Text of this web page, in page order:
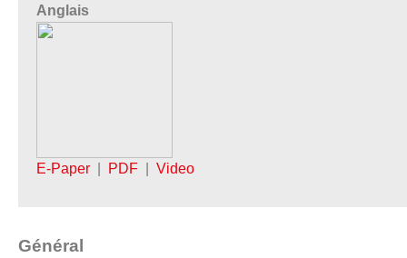
Anglais
E-Paper PDF Video
Général